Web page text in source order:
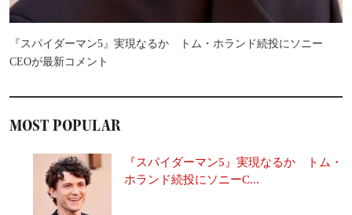
『スパイダーマン5』実現なるか トム・ホランド続投にソニー
CEOが最新コメント
MOST POPULAR
『スパイダーマン5』実現なるか トム・
ホランド続投にソニーC...